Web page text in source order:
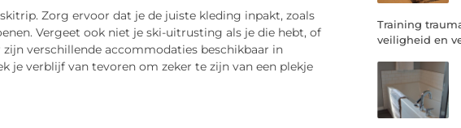
Zorg ervoor dat je de juiste kleding inpakt, zoals
Vergeet ook niet je ski-uitrusting als je die hebt, of
verschillende accommodaties beschikbaar in
je verblijf van tevoren om zeker te zijn van een plekje
Training
veiligheid en